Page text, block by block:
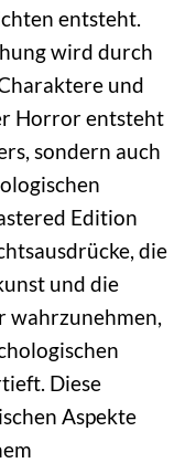
entsteht.
wird durch
und
Horror entsteht
sondern auch
Edition
die
und die
wahrzunehmen,
Diese
Aspekte